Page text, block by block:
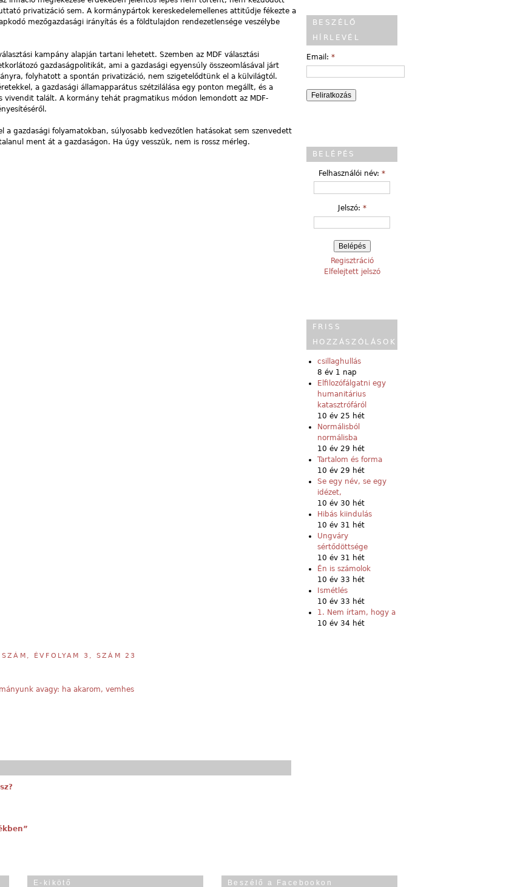
privatizáció sem. A kormánypártok kereskedelemellenes attitűdje fékezte a
mezőgazdasági irányítás és a földtulajdon rendezetlensége veszélybe
kampány alapján tartani lehetett. Szemben az MDF választási
gazdaságpolitikát, ami a gazdasági egyensúly összeomlásával járt
folyhatott a spontán privatizáció, nem szigetelődtünk el a külvilágtól.
a gazdasági államapparátus szétzilálása egy ponton megállt, és a
vivendit talált. A kormány tehát pragmatikus módon lemondott az MDF-
a gazdasági folyamatokban, súlyosabb kedvezőtlen hatásokat sem szenvedett
ment át a gazdaságon. Ha úgy vesszük, nem is rossz mérleg.
ÉVFOLYAM 3, SZÁM 23
avagy: ha akarom, vemhes
BESZÉLŐ
HÍRLEVÉL
Email: *
BELÉPÉS
Felhasználói név: *
Jelszó: *
Regisztráció
Elfelejtett jelszó
FRISS
HOZZÁSZÓLÁSOK
csillaghullás
8 év 1 nap
Elfilozófálgatni egy
humanitárius
katasztrófáról
10 év 25 hét
Normálisból
normálisba
10 év 29 hét
Tartalom és forma
10 év 29 hét
Se egy név, se egy
idézet,
10 év 30 hét
Hibás kiindulás
10 év 31 hét
Ungváry
sértődöttsége
10 év 31 hét
Én is számolok
10 év 33 hét
Ismétlés
10 év 33 hét
1. Nem írtam, hogy a
10 év 34 hét
E-kikötő Beszélő a Facebookon